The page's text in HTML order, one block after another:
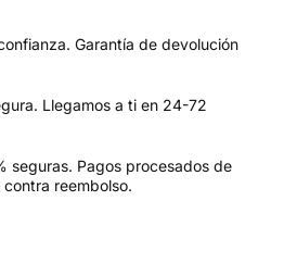
Garantía de devolución
Llegamos a ti en 24-72
seguras. Pagos procesados de
reembolso.